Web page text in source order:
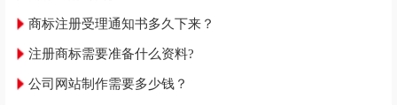
商标注册受理通知书多久下来？
注册商标需要准备什么资料?
公司网站制作需要多少钱？